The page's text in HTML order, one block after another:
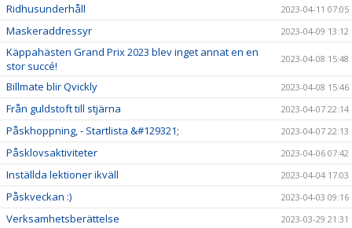
Ridhusunderhåll 2023-04-11 07:05
Maskeraddressyr 2023-04-09 13:12
Käppahästen Grand Prix 2023 blev inget annat en en
stor succé!
2023-04-08 15:48
Billmate blir Qvickly 2023-04-08 15:46
Från guldstoft till stjärna 2023-04-07 22:14
Påskhoppning, - Startlista &#129321; 2023-04-07 22:13
Påsklovsaktiviteter 2023-04-06 07:42
Inställda lektioner ikväll 2023-04-04 17:03
Påskveckan :) 2023-04-03 09:16
Verksamhetsberättelse 2023-03-29 21:31